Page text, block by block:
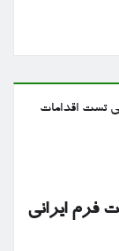
فرم ایرانی